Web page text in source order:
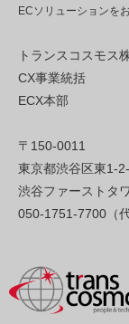
ECソリューションを
トランスコスモス
CX事業統括
ECX本部
〒150-0011
東京都渋谷区東1-
渋谷ファーストタ
050-1751-7700（代